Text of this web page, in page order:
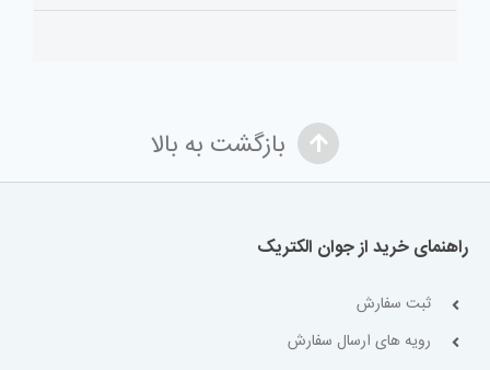
بازگشت به بالا
راهنمای خرید از جوان الکتریک
ثبت سفارش
رویه های ارسال سفارش